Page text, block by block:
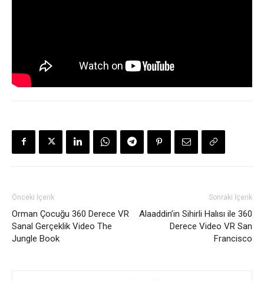
Önceki İçerik
Orman Çocuğu 360 Derece VR
Sanal Gerçeklik Video The
Jungle Book
Sonraki İçerik
Alaaddin’in Sihirli Halısı ile 360
Derece Video VR San
Francisco